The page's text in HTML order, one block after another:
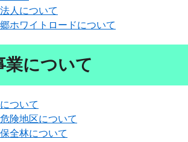
人について
ホワイトロードについて
業について
ついて
険地区について
全林について